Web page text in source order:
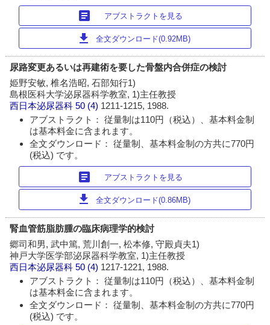
article アブストラクトを見る
download 全文ダウンロード(0.92MB)
尿路変更あるいは再建術を要した骨盤内合併症の検討
姫野安敏, 椎名浩昭, 石部知行1)
島根医科大学泌尿器科学教室, 1)主任教授
西日本泌尿器科 50 (4) 1211-1215, 1988.
アブストラクト： 従量制は110円（税込）、基本料金制
は基本料金に含まれます。
全文ダウンロード： 従量制、基本料金制の方共に770円
(税込) です。
article アブストラクトを見る
download 全文ダウンロード(0.86MB)
腎血管筋脂肪腫の臨床病理学的検討
郷司和男, 武中篤, 荒川創一, 松本修, 守殿貞夫1)
神戸大学医学部泌尿器科学教室, 1)主任教授
西日本泌尿器科 50 (4) 1217-1221, 1988.
アブストラクト： 従量制は110円（税込）、基本料金制
は基本料金に含まれます。
全文ダウンロード： 従量制、基本料金制の方共に770円
(税込) です。